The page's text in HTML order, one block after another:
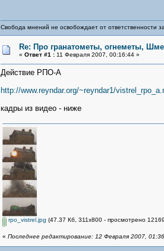
Свобода мнений не освобождает от ответственности
Re: Про гранатометы, огнеметы,
« Ответ #1 : 11 Февраля 2007, 00:16:44 »
Действие РПО-А
http://www.reyndar.org/~reyndar1/
кадры из видео - ниже
rpo_vistrel.jpg (47.37 Кб, 311x800 - просмотрено
« Последнее редактирование: 12 Февраля 2007,